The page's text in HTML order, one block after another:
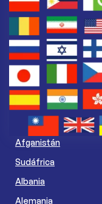
Afganistán
Sudáfrica
Albania
Alemania